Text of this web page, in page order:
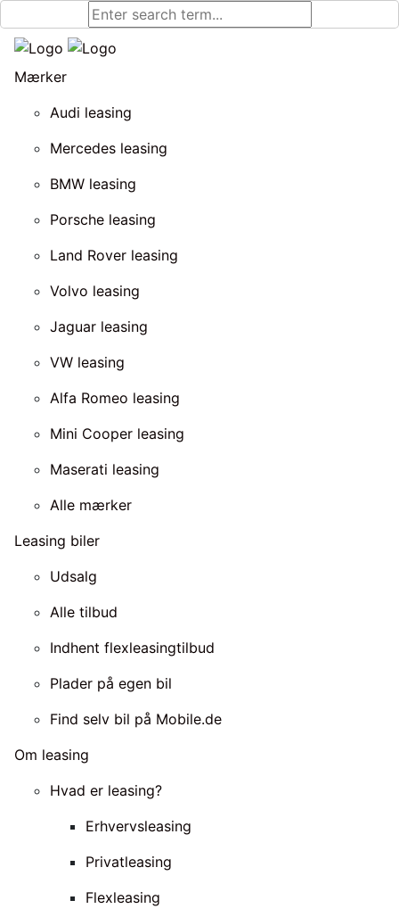
Mærker
Audi leasing
Mercedes leasing
BMW leasing
Porsche leasing
Land Rover leasing
Volvo leasing
Jaguar leasing
VW leasing
Alfa Romeo leasing
Mini Cooper leasing
Maserati leasing
Alle mærker
Leasing biler
Udsalg
Alle tilbud
Indhent flexleasingtilbud
Plader på egen bil
Find selv bil på Mobile.de
Om leasing
Hvad er leasing?
Erhvervsleasing
Privatleasing
Flexleasing